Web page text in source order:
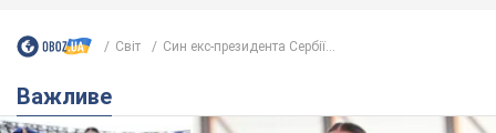
Красуня зі Львова з рекордом виграла
історичну медаль для України на чемпіонаті